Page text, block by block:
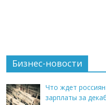
Бизнес-новости
Что ждет
зарплаты за